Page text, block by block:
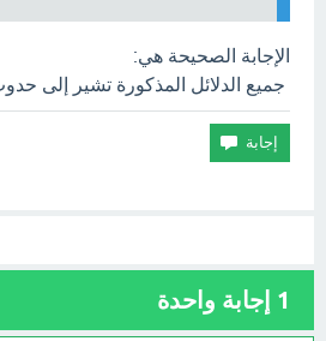
الإجابة الصحيحة هي:
جميع الدلائل المذكورة تشير إلى
1 إجابة واحدة